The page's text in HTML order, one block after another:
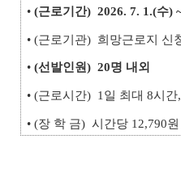
• (근로기간) 2026. 7. 1.(수)
• (근로기관) 희망근로지 신
• (선발인원) 20명 내외
• (근로시간) 1일 최대 8시
• (장 학 금) 시간당 12,790원